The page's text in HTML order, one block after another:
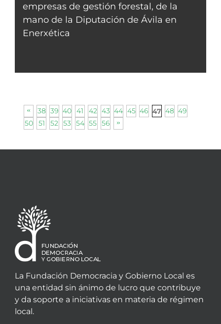
empresas de gestión forestal, de la
mano de la Diputación de Ávila en
Enerxética
38 39 40 41 42 43 44 45 46 47 48 49
50
51 52 53 54 55 56
La Fundación Democracia y Gobierno Local es
una entidad sin ánimo de lucro que contribuye
y da soporte a iniciativas en materia de régimen
local.